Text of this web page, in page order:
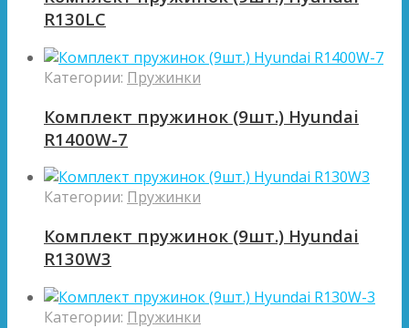
R130LC
Категории: Пружинки
Комплект пружинок (9шт.) Hyundai
R1400W-7
Категории: Пружинки
Комплект пружинок (9шт.) Hyundai
R130W3
Категории: Пружинки